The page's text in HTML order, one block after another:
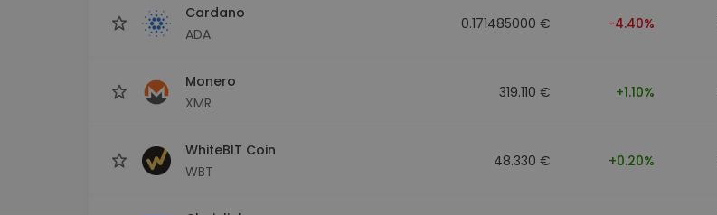
Cardano
ADA
0.171485000 € -4.40%
Monero
XMR
319.110 € +1.10%
WhiteBIT Coin
WBT
48.330 € +0.20%